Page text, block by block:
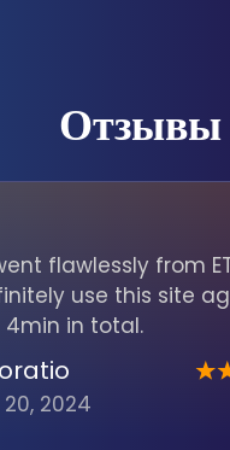
Отзывы
flawlessly from
use this site
4min in total.
2024